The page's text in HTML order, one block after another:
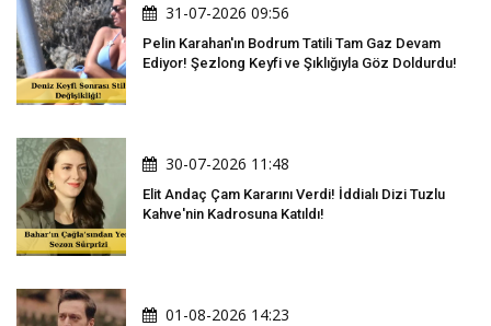
31-07-2026 09:56
Pelin Karahan'ın Bodrum Tatili Tam Gaz Devam
Ediyor! Şezlong Keyfi ve Şıklığıyla Göz Doldurdu!
30-07-2026 11:48
Elit Andaç Çam Kararını Verdi! İddialı Dizi Tuzlu
Kahve'nin Kadrosuna Katıldı!
01-08-2026 14:23